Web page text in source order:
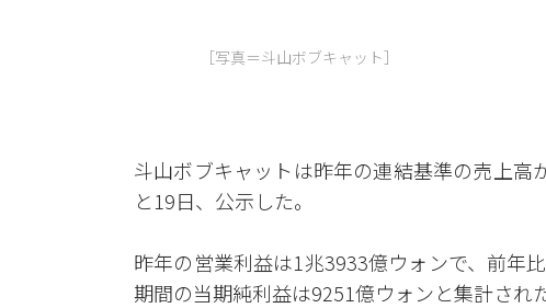
［写真＝斗山ボブキャット］
斗山ボブキャットは昨年の連結基準の売上
と19日、公示した。
昨年の営業利益は1兆3933億ウォンで、前年
期間の当期純利益は9251億ウォンと集計された